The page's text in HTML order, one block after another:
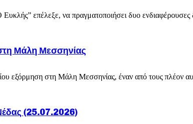
επέλεξε, να πραγματοποιήσει δυο ενδιαφέρουσες
Μάλη Μεσσηνίας
εξόρμηση στη Μάλη Μεσσηνίας, έναν από τους πλέον
(25.07.2026)